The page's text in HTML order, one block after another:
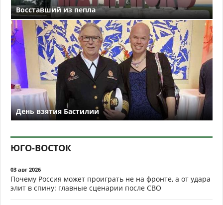
Восставший из пепла
День взятия Бастилии
ЮГО-ВОСТОК
03 авг 2026
Почему Россия может проиграть не на фронте, а от удара
элит в спину: главные сценарии после СВО